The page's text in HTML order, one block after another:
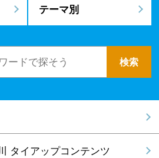
テーマ別
タイアップコンテンツ